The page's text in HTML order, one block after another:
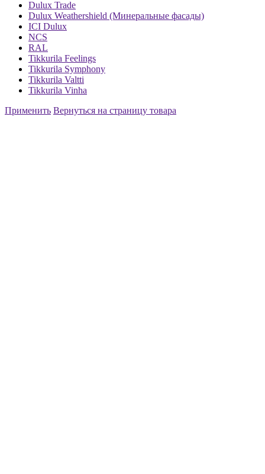
Dulux Trade
Dulux Weathershield (Минеральные фасады)
ICI Dulux
NCS
RAL
Tikkurila Feelings
Tikkurila Symphony
Tikkurila Valtti
Tikkurila Vinha
Применить Вернуться на страницу товара